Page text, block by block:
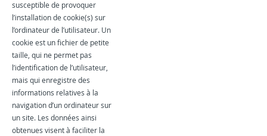
susceptible de provoquer
l’installation de cookie(s) sur
l’ordinateur de l’utilisateur. Un
cookie est un fichier de petite
taille, qui ne permet pas
l’identification de l’utilisateur,
mais qui enregistre des
informations relatives à la
navigation d’un ordinateur sur
un site. Les données ainsi
obtenues visent à faciliter la